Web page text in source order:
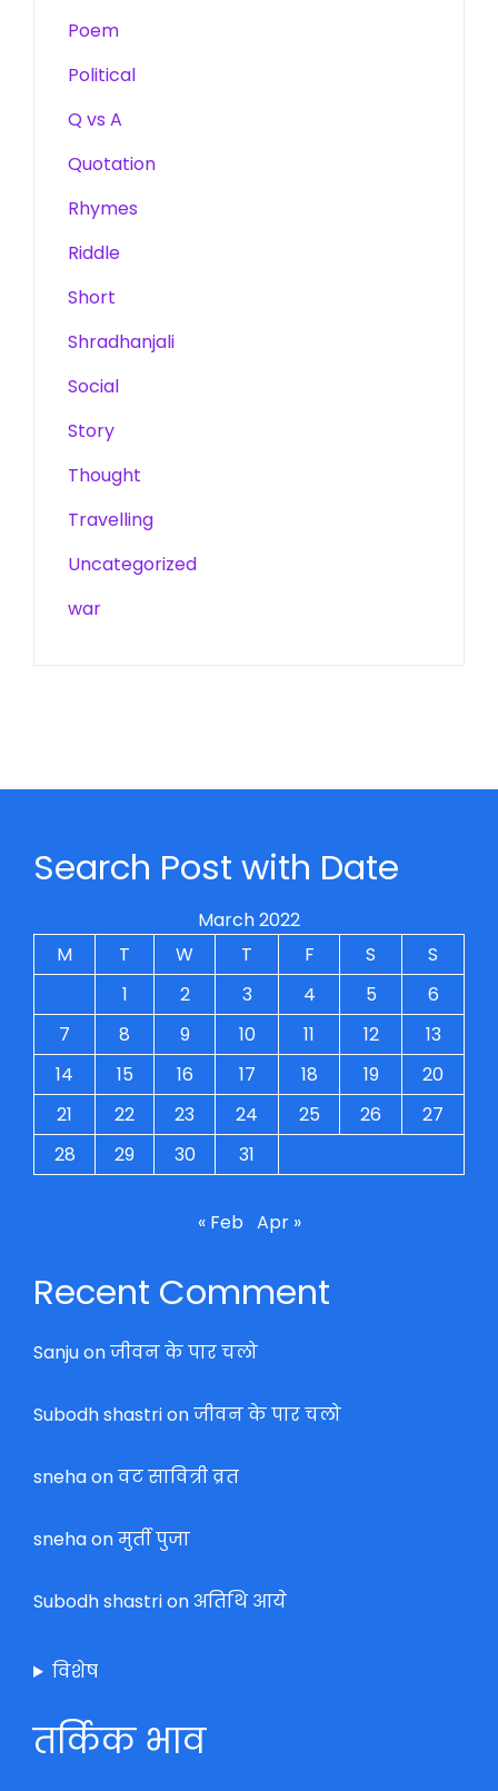
Poem
Political
Q vs A
Quotation
Rhymes
Riddle
Short
Shradhanjali
Social
Story
Thought
Travelling
Uncategorized
war
Search Post with Date
March 2022
M
T W T F S
S
1
2 3 4 5
6
7
8 9 10 11 12
13
14
15 16 17 18 19
20
21
22 23 24 25 26
27
28
29 30 31
« Feb Apr »
Recent Comment
Sanjuonजीवन के पार चलो
Subodh shastrionजीवन के पार चलो
snehaonवट सावित्री व्रत
snehaonमुर्ती पुजा
Subodh shastrionअतिथि आये
विशेष
तर्किक भाव